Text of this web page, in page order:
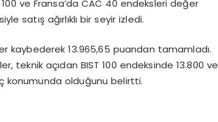
100 ve Fransa’da CAC 40 endeksleri değer
satış ağırlıklı bir seyir izledi.
kaybederek 13.965,65 puandan tamamladı.
teknik açıdan BIST 100 endeksinde 13.800 ve
konumunda olduğunu belirtti.